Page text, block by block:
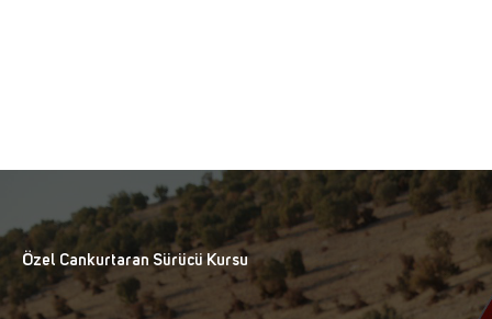
Özel Cankurtaran Sürücü Kursu